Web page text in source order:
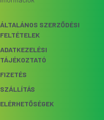
ÁLTALÁNOS SZERZŐDÉSI
FELTÉTELEK
ADATKEZELÉSI
TÁJÉKOZTATÓ
FIZETÉS
SZÁLLÍTÁS
ELÉRHETŐSÉGEK